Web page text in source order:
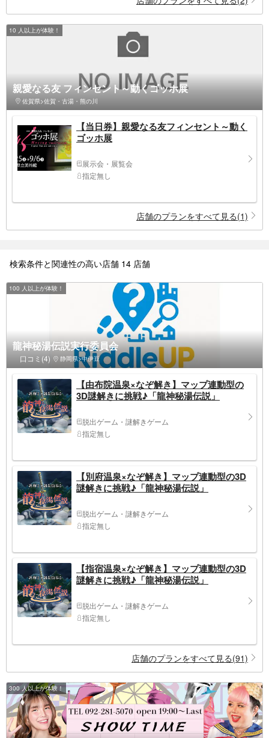
10 人以上が体験！
親愛なる友 フィンセント～動くゴッホ展
佐賀県>佐賀・古湯・熊の川
【当日券】親愛なる友フィンセント～動く
ゴッホ展
展示会・展覧会
指定無し
店舗のプランをすべて見る(1)
検索条件と関連性の高い店舗 14 店舗
100 人以上が体験！
龍神秘湯伝説実行委員会
口コミ(4) 静岡県>中伊豆
【由布院温泉×なぞ解き】マップ連動型の
3D謎解きに挑戦♪「龍神秘湯伝説」
脱出ゲーム・謎解きゲーム
指定無し
【別府温泉×なぞ解き】マップ連動型の3D
謎解きに挑戦♪「龍神秘湯伝説」
脱出ゲーム・謎解きゲーム
指定無し
【指宿温泉×なぞ解き】マップ連動型の3D
謎解きに挑戦♪「龍神秘湯伝説」
脱出ゲーム・謎解きゲーム
指定無し
店舗のプランをすべて見る(91)
300 人以上が体験！